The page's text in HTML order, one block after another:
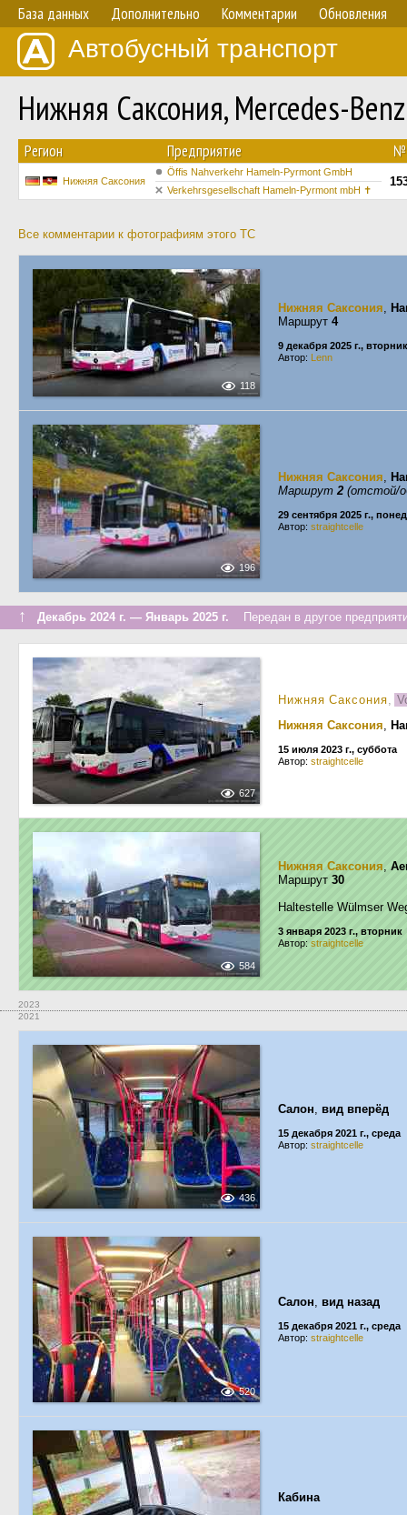
База данных Дополнительно Комментарии Обновления
Автобусный транспорт
Нижняя Саксония, Mercedes-
Регион Предприятие №
Нижняя Саксония
Öffis Nahverkehr Hameln-Pyrmont GmbH
Verkehrsgesellschaft Hameln-Pyrmont mbH ✝
Все комментарии к фотографиям этого ТС
118
Нижняя Саксония,
Маршрут 4
9 декабря 2025 г., вторник
Автор: Lenn
196
Нижняя Саксония,
Маршрут2 (отстой/
29 сентября 2025 г.,
Автор: straightcelle
↑ Декабрь 2024 г. — Январь 2025 г. Передан в другое
627
Нижняя Саксония,
Нижняя Саксония,
15 июля 2023 г., суббота
Автор: straightcelle
584
Нижняя Саксония,
Маршрут 30
Haltestelle Wülmser
3 января 2023 г., вторник
Автор: straightcelle
2023
2021
436
Салон, вид вперёд
15 декабря 2021 г., среда
Автор: straightcelle
520
Салон, вид назад
15 декабря 2021 г., среда
Автор: straightcelle
Кабина